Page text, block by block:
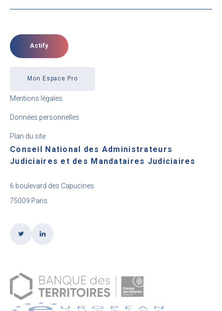
Actify
Mon Espace Pro
Mentions légales
Données personnelles
Plan du site
Conseil National des Administrateurs
Judiciaires et des Mandataires Judiciaires
6 boulevard des Capucines
75009 Paris